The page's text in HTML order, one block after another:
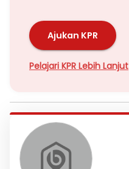
Ajukan KPR
Pelajari KPR Lebih Lanjut